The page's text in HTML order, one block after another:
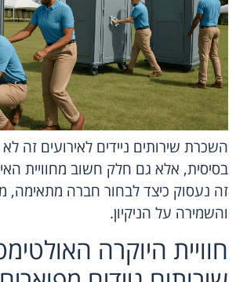
השכרת שירותים ניידים לאירועים זה
בסיסית, אלא גם חלק חשוב מחוויית
זה נעסוק כיצד לבחור חברה מתאימה,
והשמירה על הניקיון.
חוויית היוקרה